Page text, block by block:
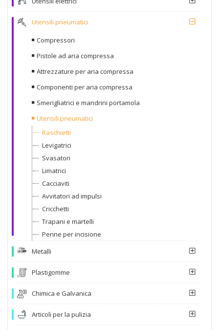
Utensili pneumatici
Compressori
Pistole ad aria compressa
Attrezzature per aria compressa
Componenti per aria compressa
Smerigliatrici e mandrini portamola
Utensili pneumatici
Raschietti
Levigatrici
Svasatori
Limatrici
Cacciaviti
Avvitatori ad impulsi
Cricchetti
Trapani e martelli
Penne per incisione
Metalli
Plastigomme
Chimica e Galvanica
Articoli per la pulizia